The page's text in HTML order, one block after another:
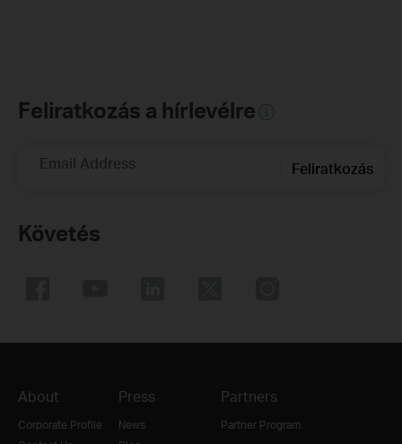
Feliratkozás a hírlevélre
Email Address Feliratkozás
Követés
About
Corporate Profile
Press
News
Partners
Partner Program